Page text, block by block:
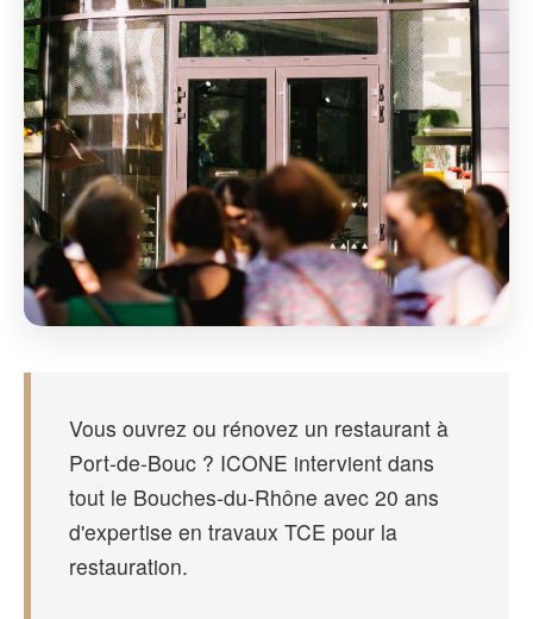
Vous ouvrez ou rénovez un restaurant à
Port-de-Bouc ? ICONE intervient dans
tout le Bouches-du-Rhône avec 20 ans
d'expertise en travaux TCE pour la
restauration.